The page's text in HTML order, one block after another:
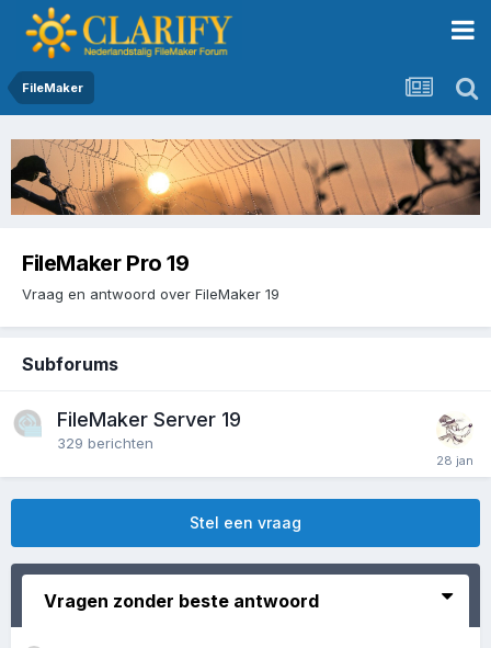
FileMaker
FileMaker Pro 19
Vraag en antwoord over FileMaker 19
Subforums
FileMaker Server 19
329 berichten
Stel een vraag
Vragen zonder beste antwoord